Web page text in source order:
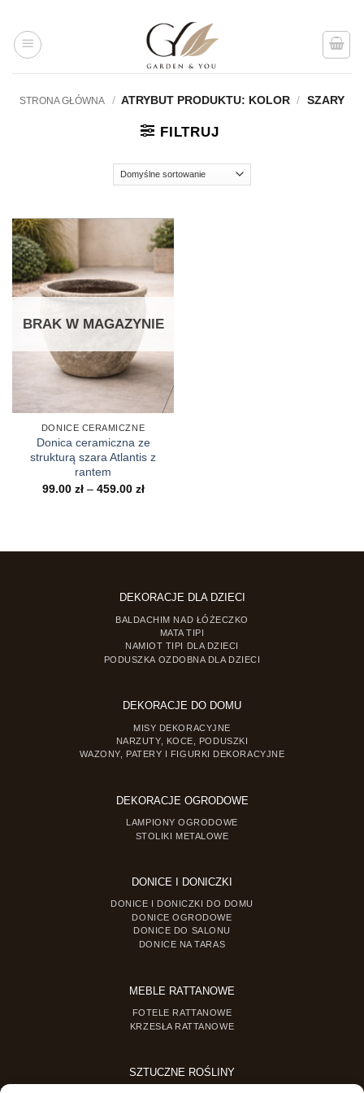
treści
STRONA GŁÓWNA / ATRYBUT PRODUKTU: KOLOR / SZARY
FILTRUJ
BRAK W MAGAZYNIE
DONICE CERAMICZNE
Donica ceramiczna ze
strukturą szara Atlantis z
rantem
99.00 zł – 459.00 złZakres
DEKORACJE DLA DZIECI
BALDACHIM NAD ŁÓŻECZKO
MATA TIPI
NAMIOT TIPI DLA DZIECI
PODUSZKA OZDOBNA DLA DZIECI
DEKORACJE DO DOMU
MISY DEKORACYJNE
NARZUTY, KOCE, PODUSZKI
WAZONY, PATERY I FIGURKI DEKORACYJNE
DEKORACJE OGRODOWE
LAMPIONY OGRODOWE
STOLIKI METALOWE
DONICE I DONICZKI
DONICE I DONICZKI DO DOMU
DONICE OGRODOWE
DONICE DO SALONU
DONICE NA TARAS
MEBLE RATTANOWE
FOTELE RATTANOWE
KRZESŁA RATTANOWE
SZTUCZNE ROŚLINY